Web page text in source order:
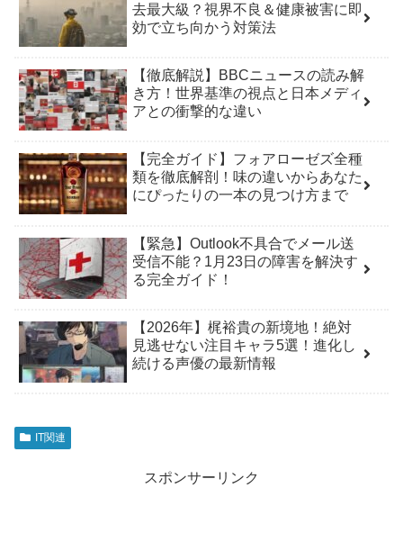
去最大級？視界不良＆健康被害に即
効で立ち向かう対策法
【徹底解説】BBCニュースの読み解
き方！世界基準の視点と日本メディ
アとの衝撃的な違い
【完全ガイド】フォアローゼズ全種
類を徹底解剖！味の違いからあなた
にぴったりの一本の見つけ方まで
【緊急】Outlook不具合でメール送
受信不能？1月23日の障害を解決す
る完全ガイド！
【2026年】梶裕貴の新境地！絶対
見逃せない注目キャラ5選！進化し
続ける声優の最新情報
IT関連
スポンサーリンク